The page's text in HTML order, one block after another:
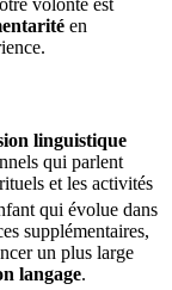
en
linguistique
qui parlent
et les activités
qui évolue dans
supplémentaires,
un plus large
langage.